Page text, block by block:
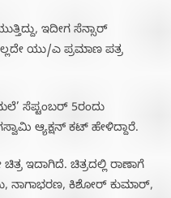
ಇದೀಗ ಸೆನ್ಸಾರ್
ಯು/ಎ ಪ್ರಮಾಣ ಪತ್ರ
ಸೆಪ್ಟಂಬರ್ 5ರಂದು
ಆ್ಯಕ್ಷನ್ ಕಟ್ ಹೇಳಿದ್ದಾರೆ.
ಇದಾಗಿದೆ. ಚಿತ್ರದಲ್ಲಿ ರಾಣಾಗೆ
ನಾಗಾಭರಣ, ಕಿಶೋರ್ ಕುಮಾರ್,